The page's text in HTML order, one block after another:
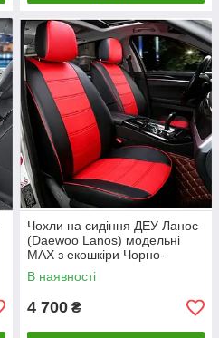
Чохли на сидіння ДЕУ Ланос
(Daewoo Lanos) модельні
MAX з екошкіри Чорно-
червоний
В наявності
4 700 ₴